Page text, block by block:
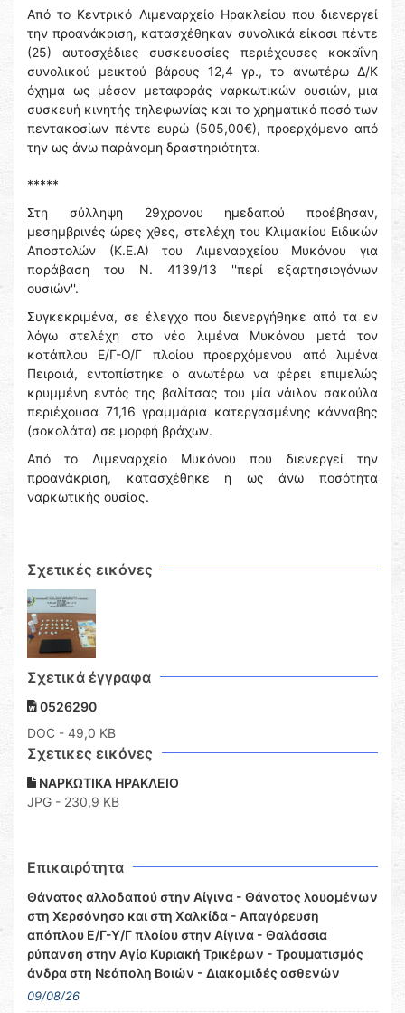
Από το Κεντρικό Λιμεναρχείο Ηρακλείου που διενεργεί
την προανάκριση, κατασχέθηκαν συνολικά είκοσι πέντε
(25) αυτοσχέδιες συσκευασίες περιέχουσες κοκαΐνη
συνολικού μεικτού βάρους 12,4 γρ., το ανωτέρω Δ/Κ
όχημα ως μέσον μεταφοράς ναρκωτικών ουσιών, μια
συσκευή κινητής τηλεφωνίας και το χρηματικό ποσό των
πεντακοσίων πέντε ευρώ (505,00€), προερχόμενο από
την ως άνω παράνομη δραστηριότητα.
*****
Στη σύλληψη 29χρονου ημεδαπού προέβησαν,
μεσημβρινές ώρες χθες, στελέχη του Κλιμακίου Ειδικών
Αποστολών (Κ.Ε.Α) του Λιμεναρχείου Μυκόνου για
παράβαση του Ν. 4139/13 ''περί εξαρτησιογόνων
ουσιών''.
Συγκεκριμένα, σε έλεγχο που διενεργήθηκε από τα εν
λόγω στελέχη στο νέο λιμένα Μυκόνου μετά τον
κατάπλου Ε/Γ-Ο/Γ πλοίου προερχόμενου από λιμένα
Πειραιά, εντοπίστηκε ο ανωτέρω να φέρει επιμελώς
κρυμμένη εντός της βαλίτσας του μία νάιλον σακούλα
περιέχουσα 71,16 γραμμάρια κατεργασμένης κάνναβης
(σοκολάτα) σε μορφή βράχων.
Από το Λιμεναρχείο Μυκόνου που διενεργεί την
προανάκριση, κατασχέθηκε η ως άνω ποσότητα
ναρκωτικής ουσίας.
Σχετικές εικόνες
Σχετικά έγγραφα
0526290
DOC - 49,0 KB
Σχετικες εικόνες
ΝΑΡΚΩΤΙΚΑ ΗΡΑΚΛΕΙΟ
JPG - 230,9 KB
Επικαιρότητα
Θάνατος αλλοδαπού στην Αίγινα - Θάνατος λουομένων
στη Χερσόνησο και στη Χαλκίδα - Απαγόρευση
απόπλου Ε/Γ-Υ/Γ πλοίου στην Αίγινα - Θαλάσσια
ρύπανση στην Αγία Κυριακή Τρικέρων - Τραυματισμός
άνδρα στη Νεάπολη Βοιών - Διακομιδές ασθενών
09/08/26